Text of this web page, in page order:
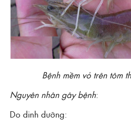
Bệnh mềm vỏ trên tôm
Nguyên nhân gây bệnh:
Do dinh dưỡng: